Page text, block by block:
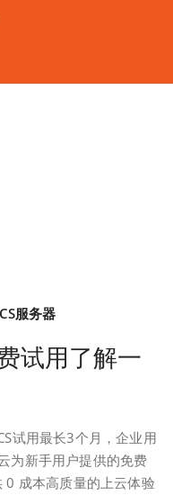
服务器
试用了解一
试用最长3个月，企业用
为新手用户提供的免费
0 成本高质量的上云体验